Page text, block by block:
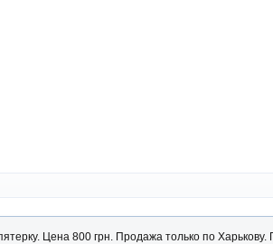
Цена 800 грн. Продажа только по